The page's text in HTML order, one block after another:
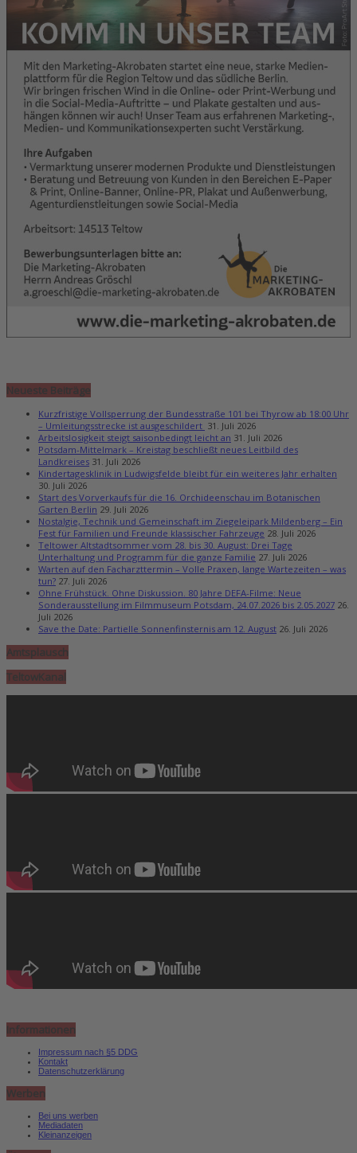
Neueste Beiträge
Kurzfristige Vollsperrung der Bundesstraße 101 bei Thyrow ab 18:00 Uhr
– Umleitungsstrecke ist ausgeschildert 31. Juli 2026
Arbeitslosigkeit steigt saisonbedingt leicht an 31. Juli 2026
Potsdam-Mittelmark – Kreistag beschließt neues Leitbild des
Landkreises 31. Juli 2026
Kindertagesklinik in Ludwigsfelde bleibt für ein weiteres Jahr erhalten
30. Juli 2026
Start des Vorverkaufs für die 16. Orchideenschau im Botanischen
Garten Berlin 29. Juli 2026
Nostalgie, Technik und Gemeinschaft im Ziegeleipark Mildenberg – Ein
Fest für Familien und Freunde klassischer Fahrzeuge 28. Juli 2026
Teltower Altstadtsommer vom 28. bis 30. August: Drei Tage
Unterhaltung und Programm für die ganze Familie 27. Juli 2026
Warten auf den Facharzttermin – Volle Praxen, lange Wartezeiten – was
tun? 27. Juli 2026
Ohne Frühstück. Ohne Diskussion. 80 Jahre DEFA-Filme: Neue
Sonderausstellung im Filmmuseum Potsdam, 24.07.2026 bis 2.05.2027 26.
Juli 2026
Save the Date: Partielle Sonnenfinsternis am 12. August 26. Juli 2026
Amtsplausch
TeltowKanal
Informationen
Impressum nach §5 DDG
Kontakt
Datenschutzerklärung
Werben
Bei uns werben
Mediadaten
Kleinanzeigen